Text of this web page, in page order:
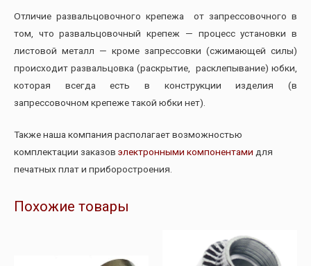
Отличие развальцовочного крепежа от запрессовочного в
том, что развальцовочный крепеж — процесс установки в
листовой металл — кроме запрессовки (сжимающей силы)
происходит развальцовка (раскрытие, расклепывание) юбки,
которая всегда есть в конструкции изделия (в
запрессовочном крепеже такой юбки нет).
Также наша компания располагает возможностью
комплектации заказов электронными компонентами для
печатных плат и приборостроения.
Похожие товары